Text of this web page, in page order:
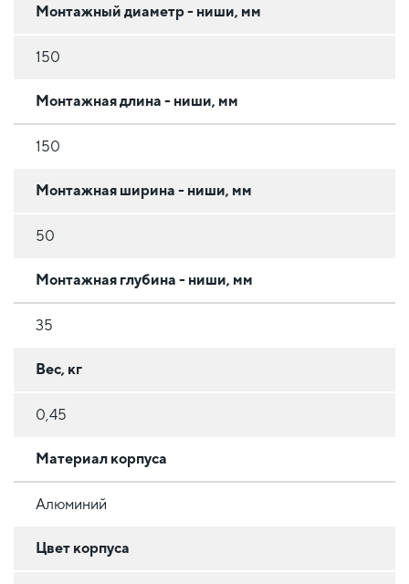
Монтажный диаметр - ниши, мм
150
Монтажная длина - ниши, мм
150
Монтажная ширина - ниши, мм
50
Монтажная глубина - ниши, мм
35
Вес, кг
0,45
Материал корпуса
Алюминий
Цвет корпуса